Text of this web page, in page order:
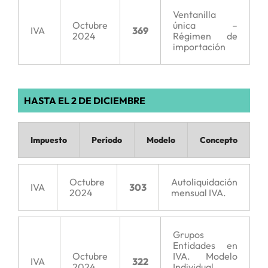
IVA
Octubre
2024
369
Ventanilla
única –
Régimen de
importación
HASTA EL 2 DE DICIEMBRE
Impuesto Período Modelo Concepto
IVA
Octubre
2024
303
Autoliquidación
mensual IVA.
IVA
Octubre
322
Grupos
Entidades en
IVA. Modelo